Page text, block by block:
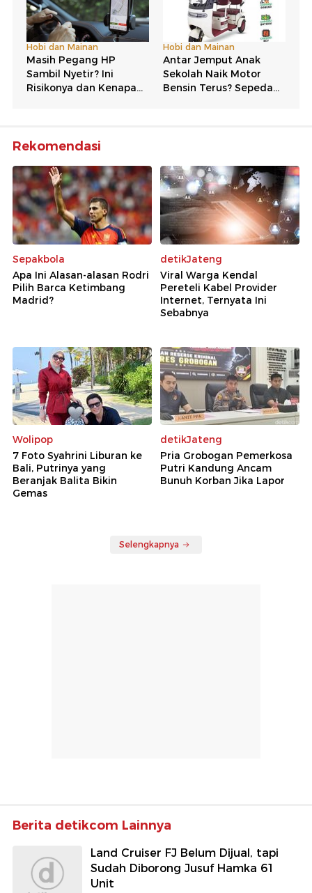
Rekomendasi
Sepakbola
Apa Ini Alasan-alasan Rodri
Pilih Barca Ketimbang
Madrid?
detikJateng
Viral Warga Kendal
Pereteli Kabel Provider
Internet, Ternyata Ini
Sebabnya
Wolipop
7 Foto Syahrini Liburan ke
Bali, Putrinya yang
Beranjak Balita Bikin
Gemas
detikJateng
Pria Grobogan Pemerkosa
Putri Kandung Ancam
Bunuh Korban Jika Lapor
Selengkapnya
Berita detikcom Lainnya
Land Cruiser FJ Belum Dijual, tapi
Sudah Diborong Jusuf Hamka 61
Unit